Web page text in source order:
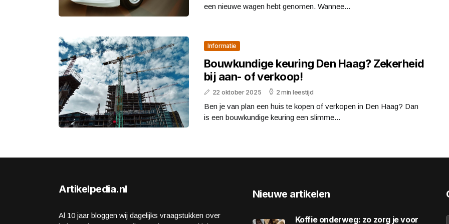
een nieuwe wagen hebt genomen. Wannee...
Informatie
Bouwkundige keuring Den Haag? Zekerheid
bij aan- of verkoop!
22 oktober 2025 2 min leestijd
Ben je van plan een huis te kopen of verkopen in Den Haag? Dan
is een bouwkundige keuring een slimme...
Artikelpedia.nl
Al 10 jaar bloggen wij dagelijks vraagstukken over
Nieuwe artikelen
Koffie onderweg: zo zorg je voor